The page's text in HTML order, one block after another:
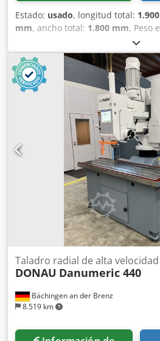
Estado: usado, longitud total:
mm, ancho total: 1.800 mm, Peso
Documentación disponible: Sí -
Aszrxfmshqea - Dimensiones de
1800 mm x 2150 mm (largo x
transporte [kg]: 2500 kg
precio indicado no incluye el IVA
impuestos sobre el valor añadido:
las empresas Entrega y aceptación
posibles en cualquier momento
del sector industrial Lukas van
Bächingen an der Brenz
8.519 km
Taladro radial de alta velocidad
DONAU Danumeric 440